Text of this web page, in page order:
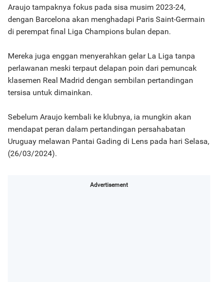
Araujo tampaknya fokus pada sisa musim 2023-24,
dengan Barcelona akan menghadapi Paris Saint-Germain
di perempat final Liga Champions bulan depan.
Mereka juga enggan menyerahkan gelar La Liga tanpa
perlawanan meski terpaut delapan poin dari pemuncak
klasemen Real Madrid dengan sembilan pertandingan
tersisa untuk dimainkan.
Sebelum Araujo kembali ke klubnya, ia mungkin akan
mendapat peran dalam pertandingan persahabatan
Uruguay melawan Pantai Gading di Lens pada hari Selasa,
(26/03/2024).
Advertisement